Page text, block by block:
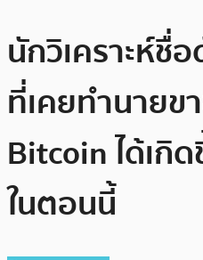
นักวิเคราะห์
ที่เคยทำนายข
Bitcoin ได้เกิ
ในตอนนี้